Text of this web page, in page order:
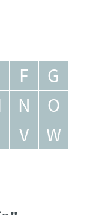
F
G
N
O
V
W